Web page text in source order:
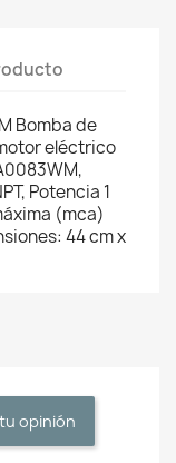
Bomba de
eléctrico
Potencia 1
(mca)
44 cm x
opinión